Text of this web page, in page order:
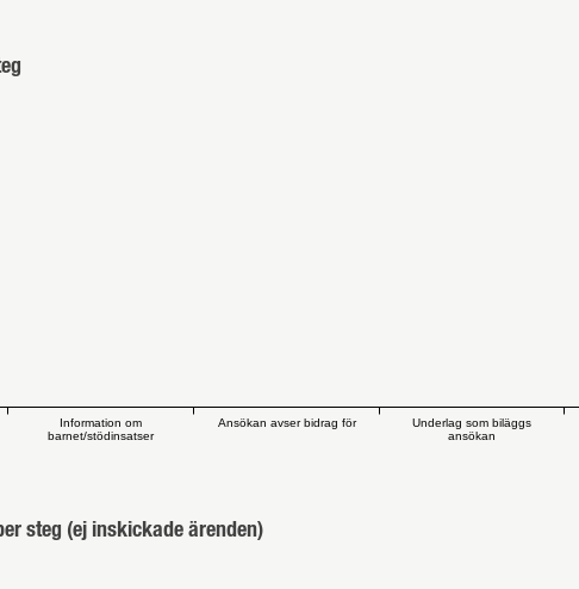
Information om
barnet/stödinsatser
Ansökan avser bidrag för
Underlag som biläggs
ansökan
steg (ej inskickade ärenden)